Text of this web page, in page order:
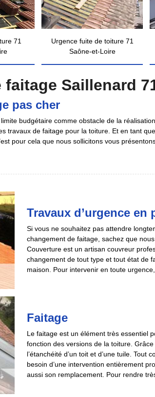
71
Urgence fuite de toiture 71
Saône-et-Loire
faitage Saillenard
pas cher
budgétaire comme obstacle de la
travaux de faitage pour la toiture. Et en tant
pour cela que nous sollicitons vous
Travaux d’urgence en
Si vous ne souhaitez pas attendre
changement de faitage, sachez que
Couverture est un artisan couvreur
changement de tout type et tout état de
maison. Pour intervenir en toute
Faitage
Le faitage est un élément très essentiel
fonction des versions de la toiture.
l’étanchéité d’un toit et d’une tuile.
besoin d’une intervention entièrement
aussi son remplacement. Pour rendre